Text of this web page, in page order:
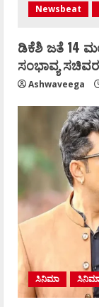
Newsbeat
ಡಿಕೆಶಿ ಜತೆ 14
ಸಂಭಾವ್ಯ
Ashwaveega
ಸಿನಿಮಾ ಸಿನಿಮಾ